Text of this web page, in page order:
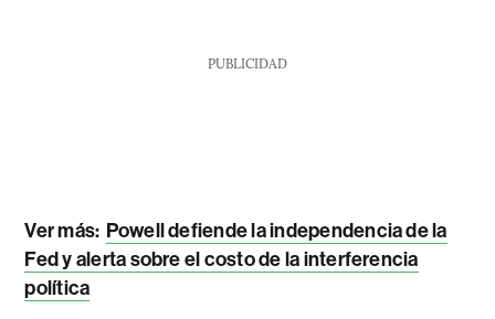
PUBLICIDAD
Ver más: Powell defiende la independencia de la
Fed y alerta sobre el costo de la interferencia
política